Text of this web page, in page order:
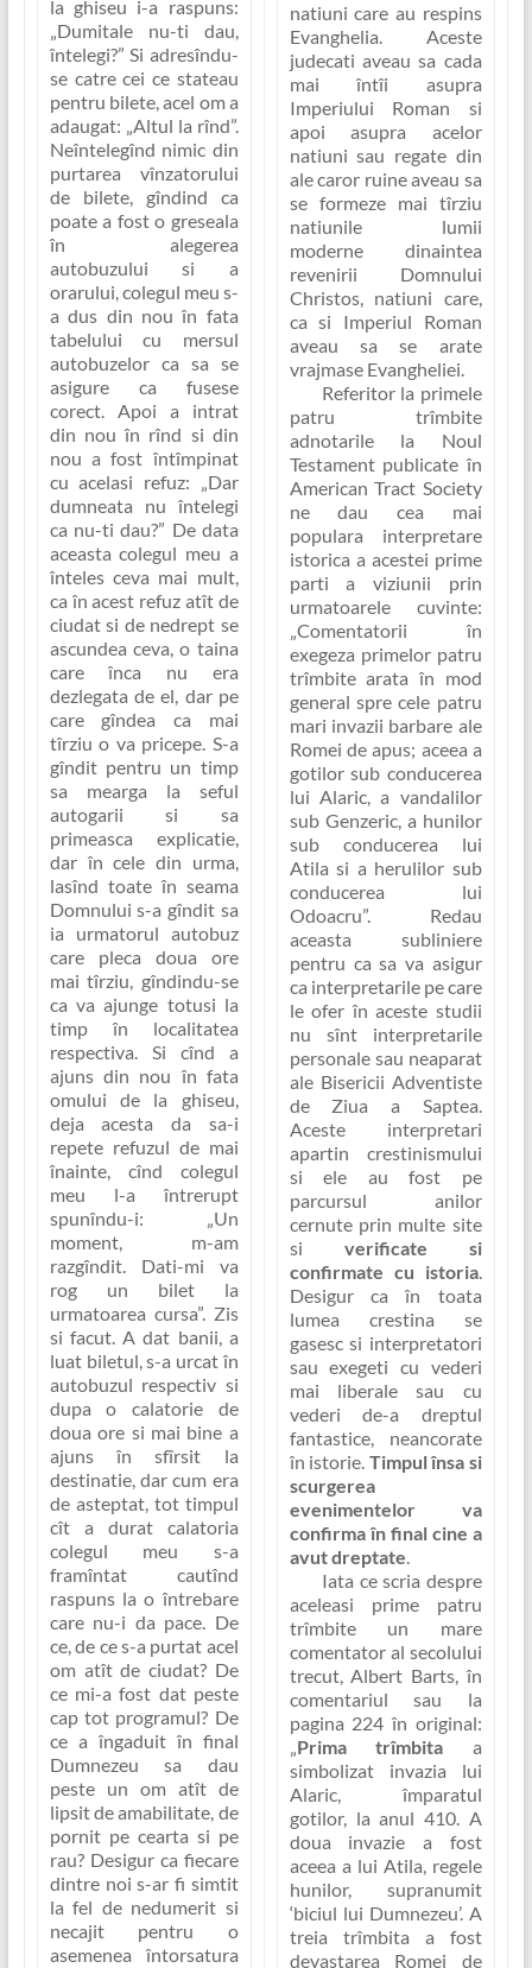
la ghiseu i-a raspuns:
„Dumitale nu-ti dau,
întelegi?” Si adresîndu-
se catre cei ce stateau
pentru bilete, acel om a
adaugat: „Altul la rînd”.
Neîntelegînd nimic din
purtarea vînzatorului
de bilete, gîndind ca
poate a fost o greseala
în alegerea
autobuzului si a
orarului, colegul meu s-
a dus din nou în fata
tabelului cu mersul
autobuzelor ca sa se
asigure ca fusese
corect. Apoi a intrat
din nou în rînd si din
nou a fost întîmpinat
cu acelasi refuz: „Dar
dumneata nu întelegi
ca nu-ti dau?” De data
aceasta colegul meu a
înteles ceva mai mult,
ca în acest refuz atît de
ciudat si de nedrept se
ascundea ceva, o taina
care înca nu era
dezlegata de el, dar pe
care gîndea ca mai
tîrziu o va pricepe. S-a
gîndit pentru un timp
sa mearga la seful
autogarii si sa
primeasca explicatie,
dar în cele din urma,
lasînd toate în seama
Domnului s-a gîndit sa
ia urmatorul autobuz
care pleca doua ore
mai tîrziu, gîndindu-se
ca va ajunge totusi la
timp în localitatea
respectiva. Si cînd a
ajuns din nou în fata
omului de la ghiseu,
deja acesta da sa-i
repete refuzul de mai
înainte, cînd colegul
meu l-a întrerupt
spunîndu-i: „Un
moment, m-am
razgîndit. Dati-mi va
rog un bilet la
urmatoarea cursa”. Zis
si facut. A dat banii, a
luat biletul, s-a urcat în
autobuzul respectiv si
dupa o calatorie de
doua ore si mai bine a
ajuns în sfîrsit la
destinatie, dar cum era
de asteptat, tot timpul
cît a durat calatoria
colegul meu s-a
framîntat cautînd
raspuns la o întrebare
care nu-i da pace. De
ce, de ce s-a purtat acel
om atît de ciudat? De
ce mi-a fost dat peste
cap tot programul? De
ce a îngaduit în final
Dumnezeu sa dau
peste un om atît de
lipsit de amabilitate, de
pornit pe cearta si pe
rau? Desigur ca fiecare
dintre noi s-ar fi simtit
la fel de nedumerit si
necajit pentru o
asemenea întorsatura
natiuni care au respins
Evanghelia. Aceste
judecati aveau sa cada
mai întîi asupra
Imperiului Roman si
apoi asupra acelor
natiuni sau regate din
ale caror ruine aveau sa
se formeze mai tîrziu
natiunile lumii
moderne dinaintea
revenirii Domnului
Christos, natiuni care,
ca si Imperiul Roman
aveau sa se arate
vrajmase Evangheliei.
Referitor la primele
patru trîmbite
adnotarile la Noul
Testament publicate în
American Tract Society
ne dau cea mai
populara interpretare
istorica a acestei prime
parti a viziunii prin
urmatoarele cuvinte:
„Comentatorii în
exegeza primelor patru
trîmbite arata în mod
general spre cele patru
mari invazii barbare ale
Romei de apus; aceea a
gotilor sub conducerea
lui Alaric, a vandalilor
sub Genzeric, a hunilor
sub conducerea lui
Atila si a herulilor sub
conducerea lui
Odoacru”. Redau
aceasta subliniere
pentru ca sa va asigur
ca interpretarile pe care
le ofer în aceste studii
nu sînt interpretarile
personale sau neaparat
ale Bisericii Adventiste
de Ziua a Saptea.
Aceste interpretari
apartin crestinismului
si ele au fost pe
parcursul anilor
cernute prin multe site
si verificate si
confirmate cu istoria.
Desigur ca în toata
lumea crestina se
gasesc si interpretatori
sau exegeti cu vederi
mai liberale sau cu
vederi de-a dreptul
fantastice, neancorate
în istorie. Timpul însa si
scurgerea
evenimentelor va
confirma în final cine a
avut dreptate.
Iata ce scria despre
aceleasi prime patru
trîmbite un mare
comentator al secolului
trecut, Albert Barts, în
comentariul sau la
pagina 224 în original:
„Prima trîmbita a
simbolizat invazia lui
Alaric, împaratul
gotilor, la anul 410. A
doua invazie a fost
aceea a lui Atila, regele
hunilor, supranumit
‘biciul lui Dumnezeu’. A
treia trîmbita a fost
devastarea Romei de